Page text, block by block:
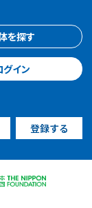
を探す
グイン